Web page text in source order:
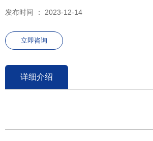
发布时间 ： 2023-12-14
立即咨询
详细介绍